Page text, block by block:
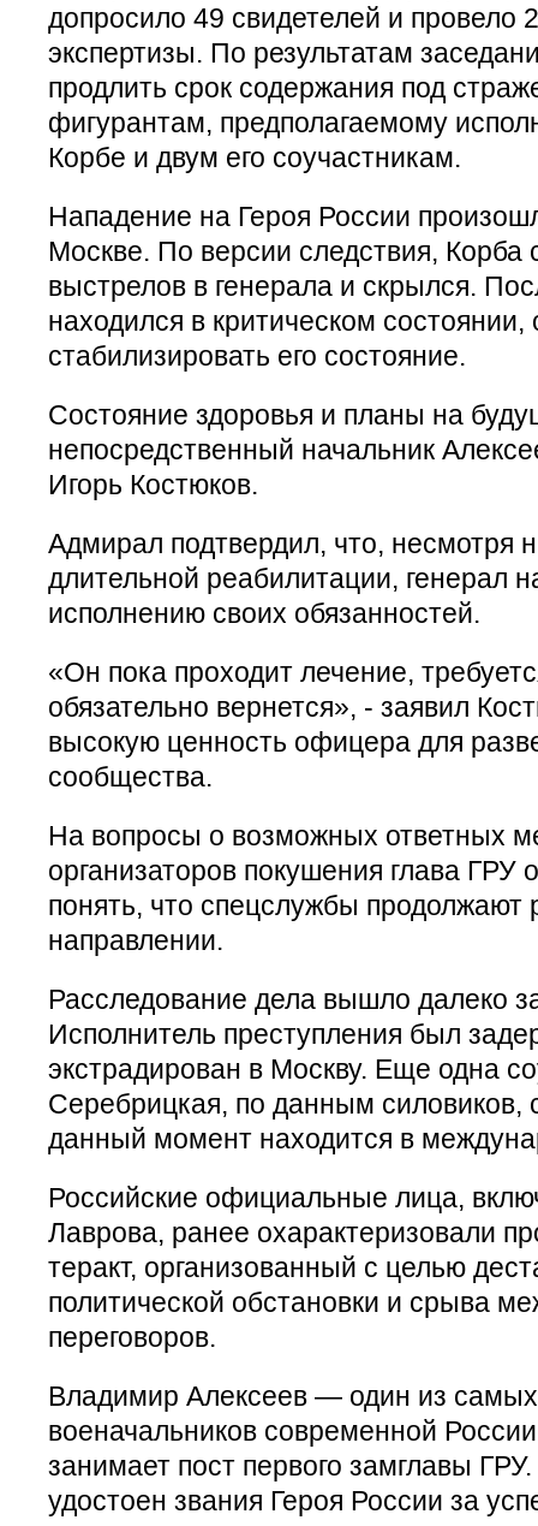
допросило 49 свидетелей и провело
экспертизы. По результатам
продлить срок содержания под
фигурантам, предполагаемому
Корбе и двум его соучастникам.
Нападение на Героя России
Москве. По версии следствия,
выстрелов в генерала и скрылся.
находился в критическом
стабилизировать его состояние.
Состояние здоровья и планы на
непосредственный начальник
Игорь Костюков.
Адмирал подтвердил, что, несмотря
длительной реабилитации, генерал
исполнению своих обязанностей.
«Он пока проходит лечение,
обязательно вернется», - заявил
высокую ценность офицера для
сообщества.
На вопросы о возможных ответных
организаторов покушения глава ГРУ
понять, что спецслужбы продолжают
направлении.
Расследование дела вышло далеко
Исполнитель преступления был
экстрадирован в Москву. Еще одна
Серебрицкая, по данным силовиков,
данный момент находится в
Российские официальные лица,
Лаврова, ранее охарактеризовали
теракт, организованный с целью
политической обстановки и срыва
переговоров.
Владимир Алексеев — один из
военачальников современной
занимает пост первого замглавы
удостоен звания Героя России за